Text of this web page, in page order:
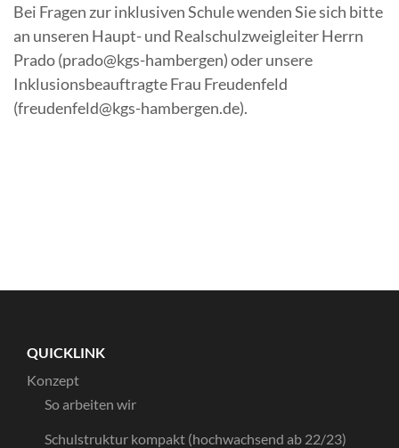
Bei Fragen zur inklusiven Schule wenden Sie sich bitte
an unseren Haupt- und Realschulzweigleiter Herrn
Prado (prado@kgs-hambergen) oder unsere
Inklusionsbeauftragte Frau Freudenfeld
(freudenfeld@kgs-hambergen.de).
QUICKLINK
Konzept
So arbeiten wir
Schulstruktur kompakt (hochwachsend ab 22/23)